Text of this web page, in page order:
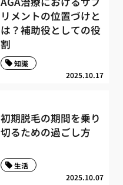
リメントの位置づけと
は？補助役としての役
割
2025.10.17
知識
初期脱毛の期間を乗り
切るための過ごし方
2025.10.07
生活